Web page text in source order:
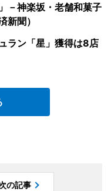
－神楽坂・老舗和菓子
新聞）
ラン「星」獲得は8店
の記事